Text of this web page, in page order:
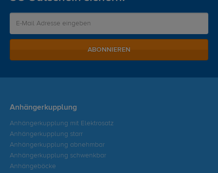
ABONNIEREN
Anhängerkupplung
Anhängerkupplung mit Elektrosatz
Anhängerkupplung starr
Anhängerkupplung abnehmbar
Anhängerkupplung schwenkbar
Anhängeböcke